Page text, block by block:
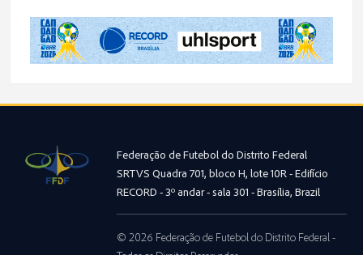
Federação de Futebol do Distrito Federal
SRTVS Quadra 701, bloco H, lote 10R - Edifício
RECORD - 3º andar - sala 301 - Brasília, Brazil
© 2026 Federação de Futebol do Distrito Federal -